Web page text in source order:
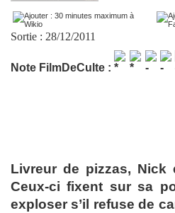
Sortie : 28/12/2011
Note FilmDeCulte :
Livreur de pizzas, Nick
Ceux-ci fixent sur sa
exploser s’il refuse de